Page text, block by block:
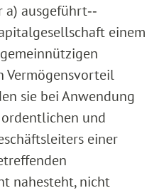
ausgeführt‑‑
einem
Vermögensvorteil
sie bei Anwendung
und
einer
nahesteht, nicht